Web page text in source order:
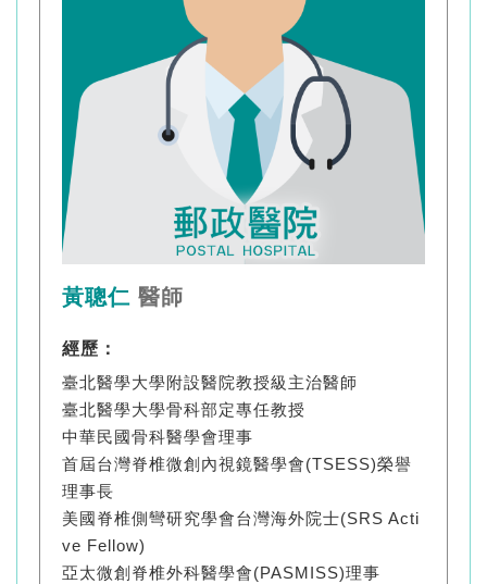
黃聰仁 醫師
經歷：
臺北醫學大學附設醫院教授級主治醫師
臺北醫學大學骨科部定專任教授
中華民國骨科醫學會理事
首屆台灣脊椎微創內視鏡醫學會(TSESS)榮譽
理事長
美國脊椎側彎研究學會台灣海外院士(SRS Acti
ve Fellow)
亞太微創脊椎外科醫學會(PASMISS)理事